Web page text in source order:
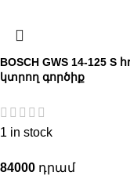
BOSCH GWS 14-125 S
կտրող գործիք
1 in stock
84000